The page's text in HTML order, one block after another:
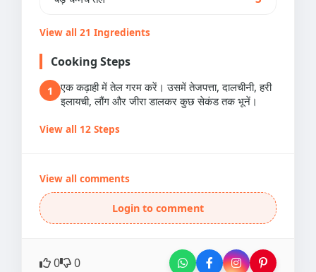
View all 21 Ingredients
Cooking Steps
1
एक कढ़ाही में तेल गरम करें। उसमें तेजपत्ता, दालचीनी, हरी
इलायची, लौंग और जीरा डालकर कुछ सेकंड तक भूनें।
View all 12 Steps
View all comments
Login to comment
0 0